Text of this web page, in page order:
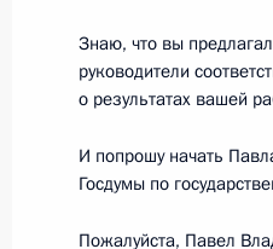
о
26
О
Знаю, что вы
руководители
о результатах вашей
И попрошу начать
Госдумы по
Пожалуйста, Павел